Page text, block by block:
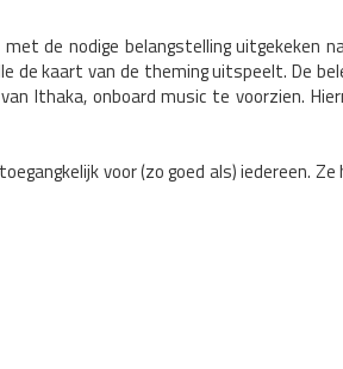
de nodige belangstelling uitgekeken
de kaart van de theming uitspeelt. De
Ithaka, onboard music te voorzien.
voor (zo goed als) iedereen.